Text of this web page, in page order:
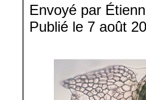
Envoyé par
Publié le 7 août